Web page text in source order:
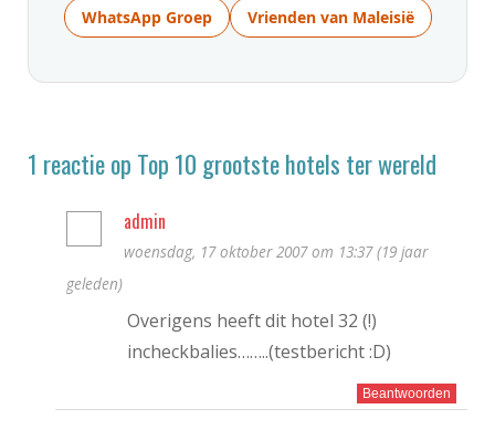
WhatsApp Groep Vrienden van Maleisië
1 reactie op Top 10 grootste hotels ter wereld
admin
woensdag, 17 oktober 2007 om 13:37 (19 jaar
geleden)
Overigens heeft dit hotel 32 (!)
incheckbalies……..(testbericht :D)
Beantwoorden